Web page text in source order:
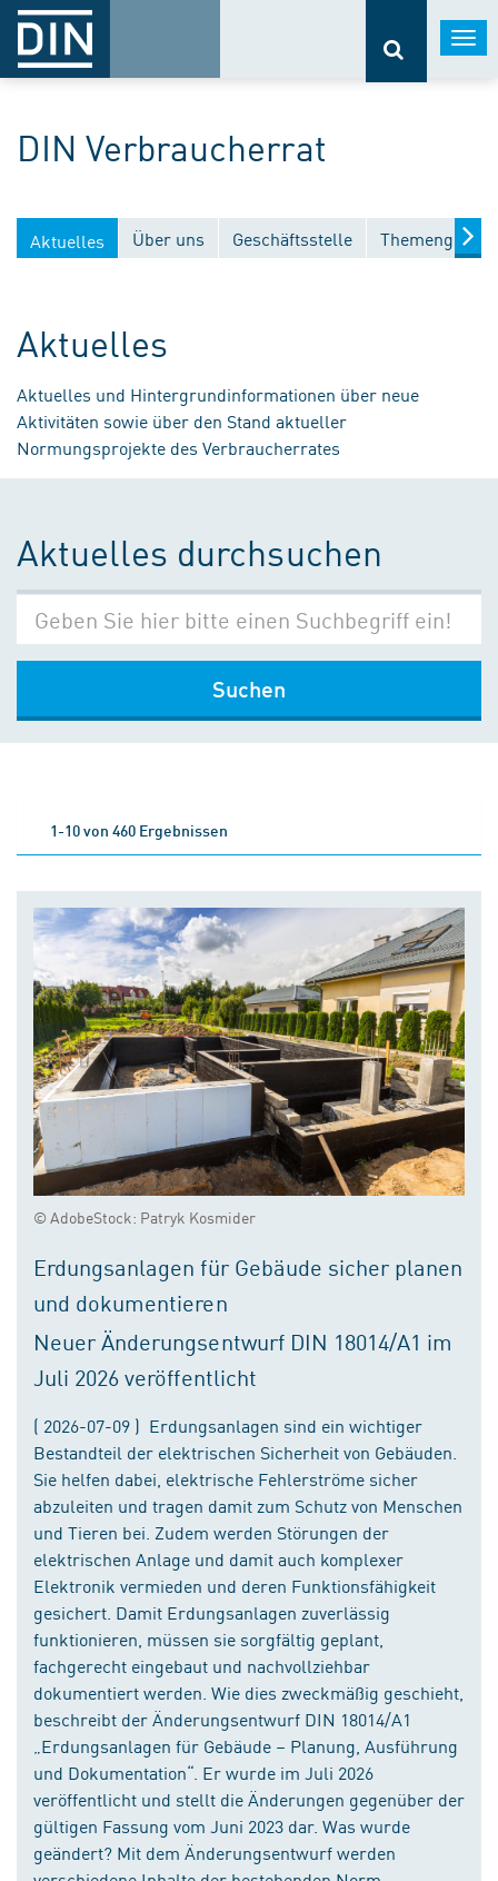
DIN Verbraucherrat
Aktuelles Über uns Geschäftsstelle
Aktuelles
Aktuelles und Hintergrundinformationen über neue
Aktivitäten sowie über den Stand aktueller
Normungsprojekte des Verbraucherrates
Aktuelles durchsuchen
Suchen
1-10 von 460 Ergebnissen
© AdobeStock: Patryk Kosmider
Erdungsanlagen für Gebäude sicher planen
und dokumentieren
Neuer Änderungsentwurf DIN 18014/A1 im
Juli 2026 veröffentlicht
( 2026-07-09 ) Erdungsanlagen sind ein wichtiger
Bestandteil der elektrischen Sicherheit von Gebäuden.
Sie helfen dabei, elektrische Fehlerströme sicher
abzuleiten und tragen damit zum Schutz von Menschen
und Tieren bei. Zudem werden Störungen der
elektrischen Anlage und damit auch komplexer
Elektronik vermieden und deren Funktionsfähigkeit
gesichert. Damit Erdungsanlagen zuverlässig
funktionieren, müssen sie sorgfältig geplant,
fachgerecht eingebaut und nachvollziehbar
dokumentiert werden. Wie dies zweckmäßig geschieht,
beschreibt der Änderungsentwurf DIN 18014/A1
„Erdungsanlagen für Gebäude – Planung, Ausführung
und Dokumentation“. Er wurde im Juli 2026
veröffentlicht und stellt die Änderungen gegenüber der
gültigen Fassung vom Juni 2023 dar. Was wurde
geändert? Mit dem Änderungsentwurf werden